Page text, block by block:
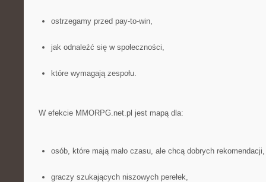
ostrzegamy przed pay-to-win,
jak odnaleźć się w społeczności,
które wymagają zespołu.
W efekcie MMORPG.net.pl jest mapą dla:
osób, które mają mało czasu, ale chcą dobrych rekomendacji,
graczy szukających niszowych perełek,